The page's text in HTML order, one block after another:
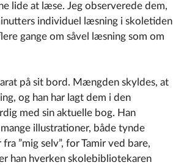
lide at læse. Jeg observerede dem,
individuel læsning i skoletiden
gange om såvel læsning som om
på sit bord. Mængden skyldes, at
og han har lagt dem i den
med sin aktuelle bog. Han
illustrationer, både tynde
”mig selv”, for Tamir ved bare,
han hverken skolebibliotekaren